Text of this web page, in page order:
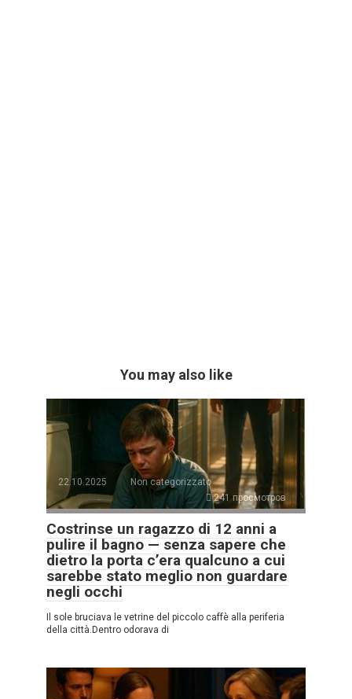
You may also like
22.10.2025
Non categorizzato
241 просмотров
Costrinse un ragazzo di 12 anni a
pulire il bagno — senza sapere che
dietro la porta c’era qualcuno a cui
sarebbe stato meglio non guardare
negli occhi
Il sole bruciava le vetrine del piccolo caffè alla periferia
della città.Dentro odorava di